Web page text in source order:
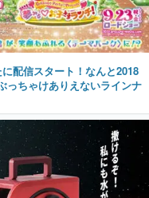
配信スタート！なんと2018
っちゃけありえないラインナ